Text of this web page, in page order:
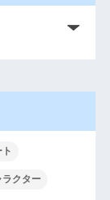
ラクター